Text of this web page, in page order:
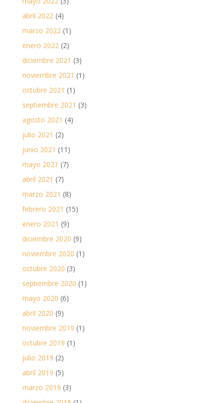
abril 2022 (4)
marzo 2022 (1)
enero 2022 (2)
diciembre 2021 (3)
noviembre 2021 (1)
octubre 2021 (1)
septiembre 2021 (3)
agosto 2021 (4)
julio 2021 (2)
junio 2021 (11)
mayo 2021 (7)
abril 2021 (7)
marzo 2021 (8)
febrero 2021 (15)
enero 2021 (9)
diciembre 2020 (9)
noviembre 2020 (1)
octubre 2020 (3)
septiembre 2020 (1)
mayo 2020 (6)
abril 2020 (9)
noviembre 2019 (1)
octubre 2019 (1)
julio 2019 (2)
abril 2019 (5)
marzo 2019 (3)